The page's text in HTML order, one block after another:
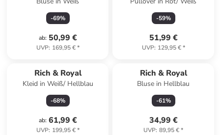
-69%
ab: 50,99 €
UVP: 169,95 €*
-59%
51,99 €
UVP: 129,95 €*
Rich & Royal
Kleid in Weiß/ Hellblau
-68%
ab: 61,99 €
UVP: 199,95 €*
Rich & Royal
Bluse in Hellblau
-61%
34,99 €
UVP: 89,95 €*